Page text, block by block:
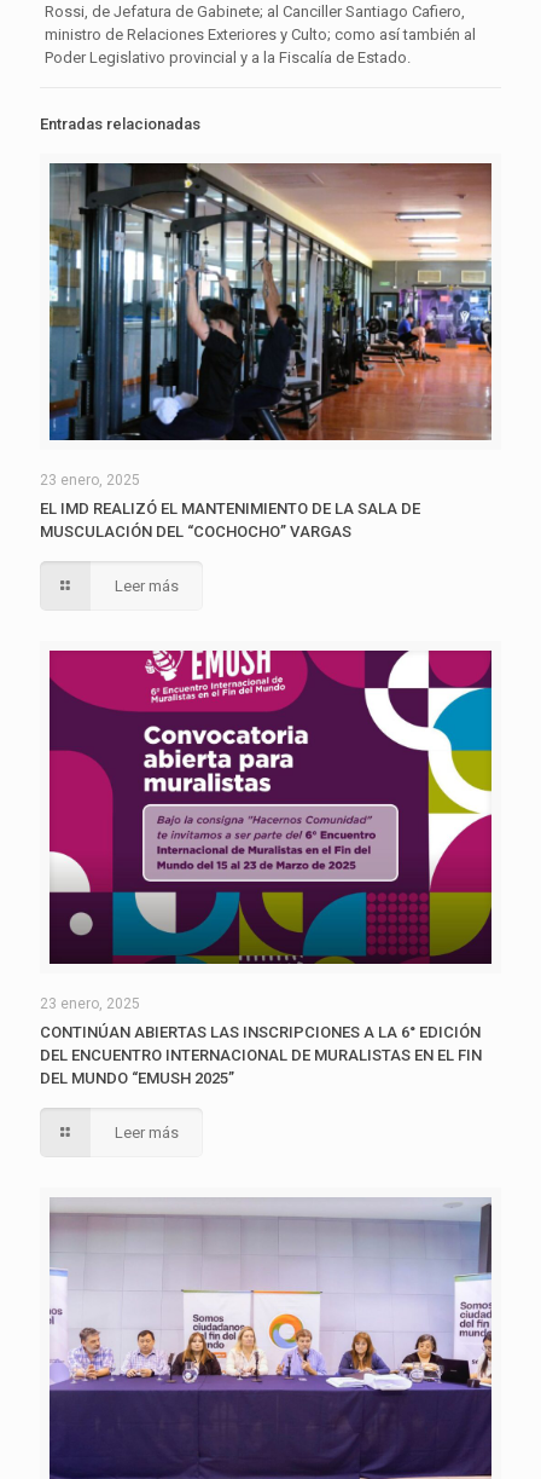
Rossi, de Jefatura de Gabinete; al Canciller Santiago Cafiero,
ministro de Relaciones Exteriores y Culto; como así también al
Poder Legislativo provincial y a la Fiscalía de Estado.
Entradas relacionadas
23 enero, 2025
EL IMD REALIZÓ EL MANTENIMIENTO DE LA SALA DE
MUSCULACIÓN DEL “COCHOCHO” VARGAS
Leer más
23 enero, 2025
CONTINÚAN ABIERTAS LAS INSCRIPCIONES A LA 6° EDICIÓN
DEL ENCUENTRO INTERNACIONAL DE MURALISTAS EN EL FIN
DEL MUNDO “EMUSH 2025”
Leer más